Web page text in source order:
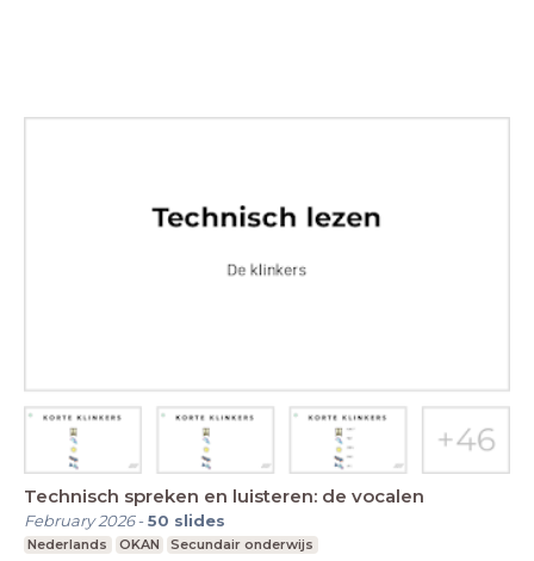
Technisch spreken en luisteren: de vocalen
February 2026-50 slides
Nederlands OKAN Secundair onderwijs